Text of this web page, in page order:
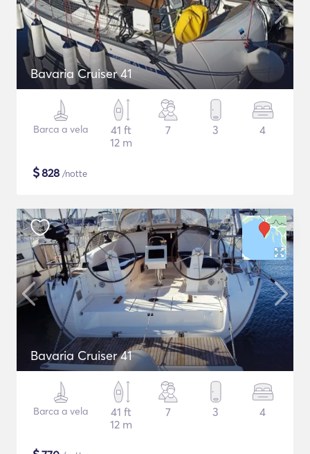
Bavaria Cruiser 41
Barca a vela
41 ft
12 m
7 3 4
$828 /notte
Bavaria Cruiser 41
Barca a vela
41 ft
12 m
7 3 4